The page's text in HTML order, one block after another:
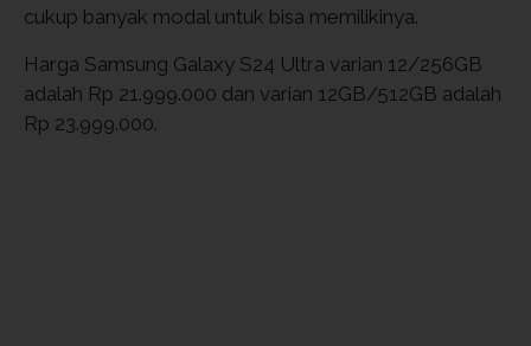
cukup banyak modal untuk bisa memilikinya.
Harga Samsung Galaxy S24 Ultra varian 12/256GB
adalah Rp 21.999.000 dan varian 12GB/512GB adalah
Rp 23.999.000.